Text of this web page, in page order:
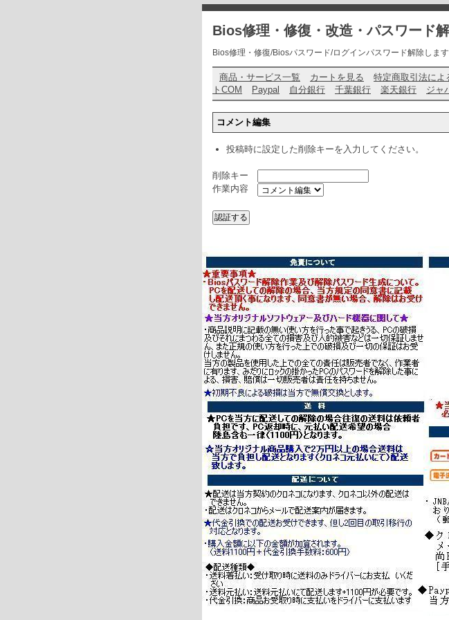
Bios修理・修復・改造・パスワード
Bios修理・修復/Biosパスワード/ログインパスワード解除しま
商品・サービス一覧 カートを見る 特定商取引法によ
トCOM
Paypal 自分銀行 千葉銀行 楽天銀行 ジャ
コメント編集
投稿時に設定した削除キーを入力してください。
削除キー
作業内容